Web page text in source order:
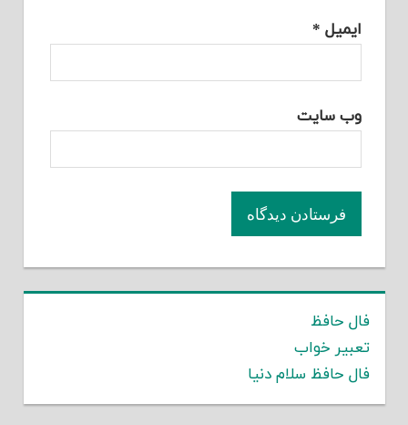
ایمیل *
وب‌ سایت
فال حافظ
تعبیر خواب
فال حافظ سلام دنیا